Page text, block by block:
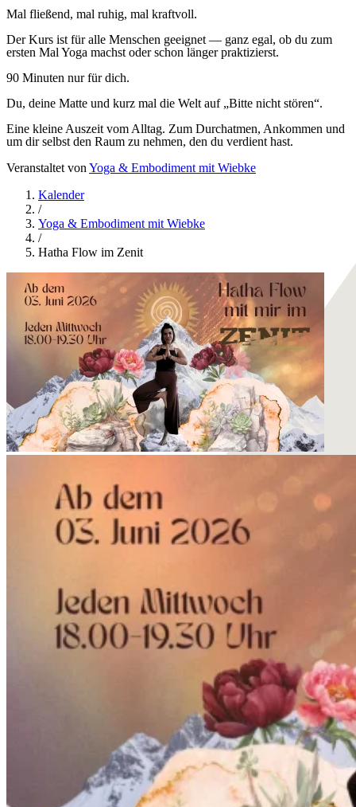
Mal fließend, mal ruhig, mal kraftvoll.
Der Kurs ist für alle Menschen geeignet — ganz egal, ob du zum
ersten Mal Yoga machst oder schon länger praktizierst.
90 Minuten nur für dich.
Du, deine Matte und kurz mal die Welt auf „Bitte nicht stören“.
Eine kleine Auszeit vom Alltag. Zum Durchatmen, Ankommen und
um dir selbst den Raum zu nehmen, den du verdient hast.
Veranstaltet von Yoga & Embodiment mit Wiebke
Kalender
/
Yoga & Embodiment mit Wiebke
/
Hatha Flow im Zenit